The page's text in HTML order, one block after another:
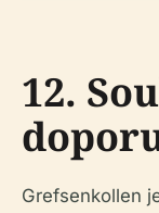
12.
Grefsenkollen